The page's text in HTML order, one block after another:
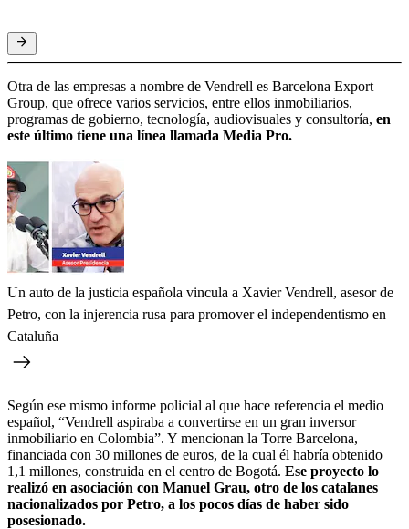
Otra de las empresas a nombre de Vendrell es Barcelona Export
Group, que ofrece varios servicios, entre ellos inmobiliarios,
programas de gobierno, tecnología, audiovisuales y consultoría, en
este último tiene una línea llamada Media Pro.
Un auto de la justicia española vincula a Xavier Vendrell, asesor de
Petro, con la injerencia rusa para promover el independentismo en
Cataluña
Según ese mismo informe policial al que hace referencia el medio
español, “Vendrell aspiraba a convertirse en un gran inversor
inmobiliario en Colombia”. Y mencionan la Torre Barcelona,
financiada con 30 millones de euros, de la cual él habría obtenido
1,1 millones, construida en el centro de Bogotá. Ese proyecto lo
realizó en asociación con Manuel Grau, otro de los catalanes
nacionalizados por Petro, a los pocos días de haber sido
posesionado.